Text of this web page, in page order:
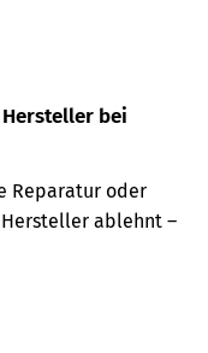
bei
Reparatur oder
ablehnt –